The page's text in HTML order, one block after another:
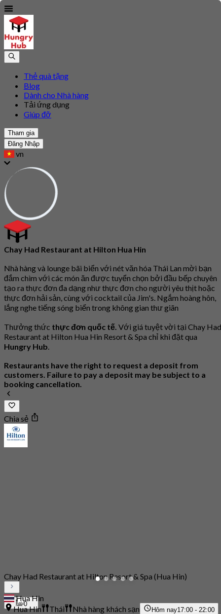
Thẻ quà tặng
Blog
Dành cho Nhà hàng
Tải ứng dụng
Giúp đỡ
Tham gia
Đăng Nhập
vn
Chay Had Restaurant at Hilton Hua Hin
Nhà hàng và lounge bãi biển với nét văn hóa Thái Lan mời bạn
đắm chìm với các món ăn được tuyển chọn bởi đầu bếp chuyên
tạo ra thực đơn đa dạng như thực đơn cho người yêu thịt hoặc
thực đơn hải sản, cùng với cocktail của Jim's. Ngắm hoàng hôn,
lắng nghe tiếng sóng biển trong không gian thư giãn
Thưởng thức thực đơn quốc tế. Với giá tuyệt vời tại Chay Had
Restaurant at Hilton Hua Hin Resort & Spa chỉ khi đặt qua
Hungry Hub.
Restaurants have the right to request a deposit from
customers. Failure to pay a deposit may be subject to a
booking cancellation.
Chia sẻ
0
Chay Had Restaurant at Hilton Resort & Spa (Hua Hin)
Hua Hin
Hua Hin
Thái Nhà hàng khách sạn Hôm nay17:00 - 22:00